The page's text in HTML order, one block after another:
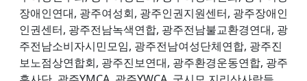
장애인연대, 광주여성회, 광주인권지원센터, 광주장애인
인권센터, 광주전남녹색연합, 광주전남불교환경연대, 광
주전남소비자시민모임, 광주전남여성단체연합, 광주진
보노점상연합회, 광주진보연대, 광주환경운동연합, 광주